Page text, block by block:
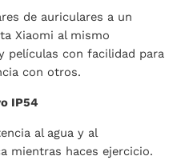
de auriculares a un
Xiaomi al mismo
películas con facilidad para
con otros.
IP54
al agua y al
mientras haces ejercicio.